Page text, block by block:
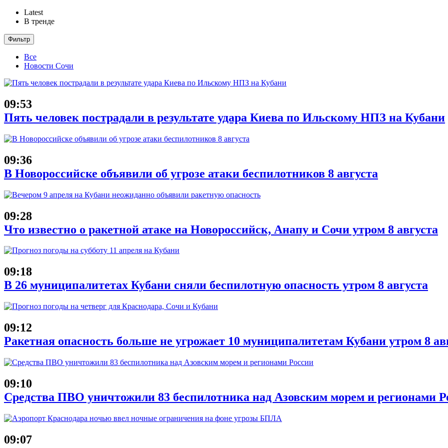
Latest
В тренде
Фильтр
Все
Новости Сочи
09:53
Пять человек пострадали в результате удара Киева по Ильскому НПЗ на Кубани
09:36
В Новороссийске объявили об угрозе атаки беспилотников 8 августа
09:28
Что известно о ракетной атаке на Новороссийск, Анапу и Сочи утром 8 августа
09:18
В 26 муниципалитетах Кубани сняли беспилотную опасность утром 8 августа
09:12
Ракетная опасность больше не угрожает 10 муниципалитетам Кубани утром 8
09:10
Средства ПВО уничтожили 83 беспилотника над Азовским морем и регионами
09:07